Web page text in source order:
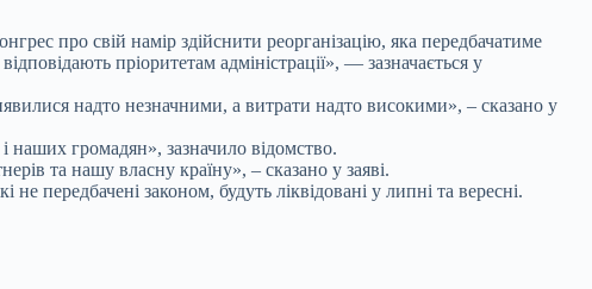
про свій намір здійснити реорганізацію, яка передбачатиме
відповідають пріоритетам адміністрації», — зазначається у
надто незначними, а витрати надто високими», – сказано у
громадян», зазначило відомство.
та нашу власну країну», – сказано у заяві.
передбачені законом, будуть ліквідовані у липні та вересні.